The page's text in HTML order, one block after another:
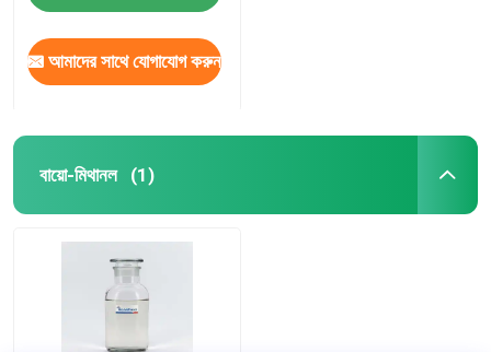
আমাদের সাথে যোগাযোগ করুন
বায়ো-মিথানল (1)